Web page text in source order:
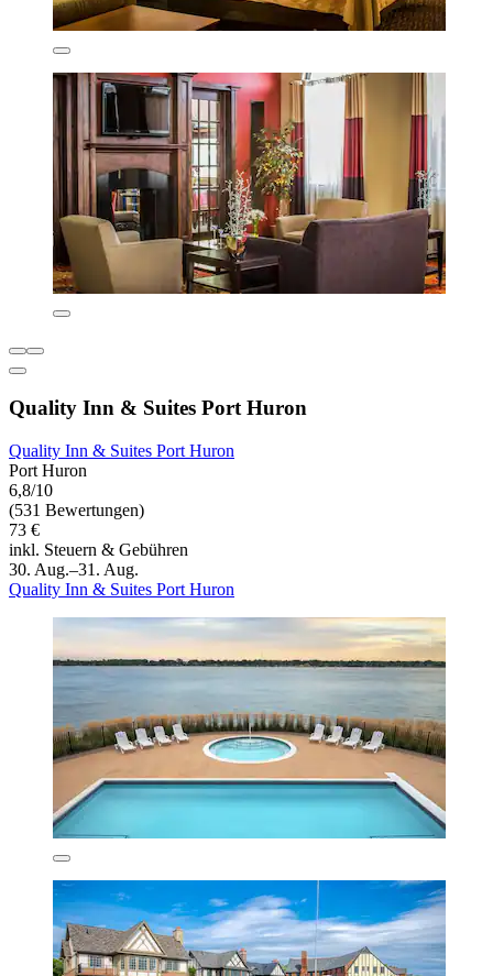
Quality Inn & Suites Port Huron
Quality Inn & Suites Port Huron
Port Huron
6,8/10
(531 Bewertungen)
73 €
inkl. Steuern & Gebühren
30. Aug.–31. Aug.
Quality Inn & Suites Port Huron